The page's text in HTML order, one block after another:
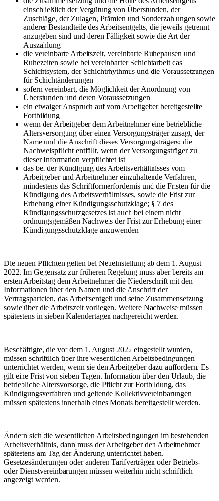
einschließlich der Vergütung von Überstunden, der
Zuschläge, der Zulagen, Prämien und Sonderzahlungen sowie
anderer Bestandteile des Arbeitsentgelts, die jeweils getrennt
anzugeben sind und deren Fälligkeit sowie die Art der
Auszahlung
die vereinbarte Arbeitszeit, vereinbarte Ruhepausen und
Ruhezeiten sowie bei vereinbarter Schichtarbeit das
Schichtsystem, der Schichtrhythmus und die Voraussetzungen
für Schichtänderungen
sofern vereinbart, die Möglichkeit der Anordnung von
Überstunden und deren Voraussetzungen
ein etwaiger Anspruch auf vom Arbeitgeber bereitgestellte
Fortbildung
wenn der Arbeitgeber dem Arbeitnehmer eine betriebliche
Altersversorgung über einen Versorgungsträger zusagt, der
Name und die Anschrift dieses Versorgungsträgers; die
Nachweispflicht entfällt, wenn der Versorgungsträger zu
dieser Information verpflichtet ist
das bei der Kündigung des Arbeitsverhältnisses vom
Arbeitgeber und Arbeitnehmer einzuhaltende Verfahren,
mindestens das Schriftformerfordernis und die Fristen für die
Kündigung des Arbeitsverhältnisses, sowie die Frist zur
Erhebung einer Kündigungsschutzklage; § 7 des
Kündigungsschutzgesetzes ist auch bei einem nicht
ordnungsgemäßen Nachweis der Frist zur Erhebung einer
Kündigungsschutzklage anzuwenden
Die neuen Pflichten gelten bei Neueinstellung ab dem 1. August
2022. Im Gegensatz zur früheren Regelung muss aber bereits am
ersten Arbeitstag dem Arbeitnehmer die Niederschrift mit den
Informationen über den Namen und die Anschrift der
Vertragsparteien, das Arbeitsentgelt und seine Zusammensetzung
sowie über die Arbeitszeit vorliegen. Weitere Nachweise müssen
spätestens in sieben Kalendertagen nachgereicht werden.
Beschäftigte, die vor dem 1. August 2022 eingestellt wurden,
müssen schriftlich über ihre wesentlichen Arbeitsbedingungen
unterrichtet werden, wenn sie den Arbeitgeber dazu auffordern. Es
gilt eine Frist von sieben Tagen. Information über den Urlaub, die
betriebliche Altersvorsorge, die Pflicht zur Fortbildung, das
Kündigungsverfahren und geltende Kollektivvereinbarungen
müssen spätestens innerhalb eines Monats bereitgestellt werden.
Ändern sich die wesentlichen Arbeitsbedingungen im bestehenden
Arbeitsverhältnis, dann muss der Arbeitgeber den Arbeitnehmer
spätestens am Tag der Änderung unterrichtet haben.
Gesetzesänderungen oder anderen Tarifverträgen oder Betriebs-
oder Dienstvereinbarungen müssen weiterhin nicht schriftlich
angezeigt werden.